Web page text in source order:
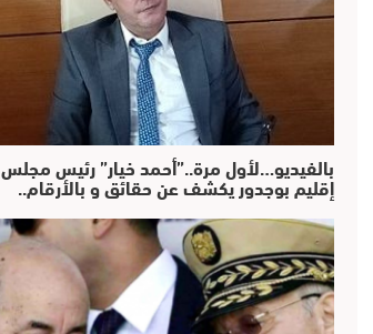
بالفيديو…لأول مرة..”أحمد خيار” رئيس مجلس
إقليم بوجدور يكشف عن حقائق و بالأرقام..